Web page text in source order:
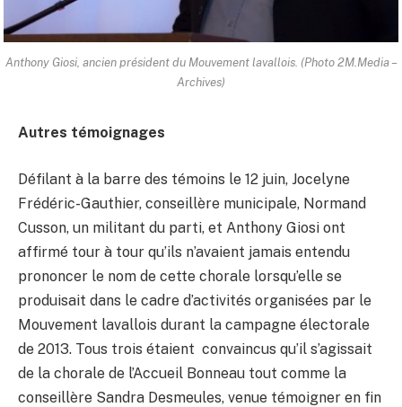
Anthony Giosi, ancien président du Mouvement lavallois. (Photo 2M.Media –
Archives)
Autres témoignages
Défilant à la barre des témoins le 12 juin, Jocelyne
Frédéric-Gauthier, conseillère municipale, Normand
Cusson, un militant du parti, et Anthony Giosi ont
affirmé tour à tour qu’ils n’avaient jamais entendu
prononcer le nom de cette chorale lorsqu’elle se
produisait dans le cadre d’activités organisées par le
Mouvement lavallois durant la campagne électorale
de 2013. Tous trois étaient convaincus qu’il s’agissait
de la chorale de l’Accueil Bonneau tout comme la
conseillère Sandra Desmeules, venue témoigner en fin